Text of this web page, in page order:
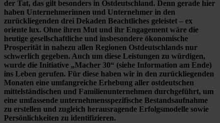
der Tat, das gilt besonders in Ostdeutschland. Denn gerade hier
haben Unternehmerinnen und Unternehmer in den
zurückliegenden drei Dekaden Beachtliches geleistet – ex
oriente lux. Ohne ihren Mut und ihr Engagement wäre die
heutige gesellschaftliche und insbesondere ökonomische
Prosperität in nahezu allen Regionen Ostdeutschlands nur
schwerlich gegeben. Auch um diese Leistungen zu würdigen,
wurde die Initiative „Macher 30“ (siehe Information am Ende)
ins Leben gerufen. Für diese haben wir in den zurückliegenden
Monaten eine umfangreiche Erhebung aller ostdeutschen
mittelständischen und Familienunternehmen durchgeführt, um
eine umfassende unternehmensspezifische Bestandsaufnahme
zu erstellen und zugleich herausragende Erfolgsmodelle sowie
Persönlichkeiten zu identifizieren.